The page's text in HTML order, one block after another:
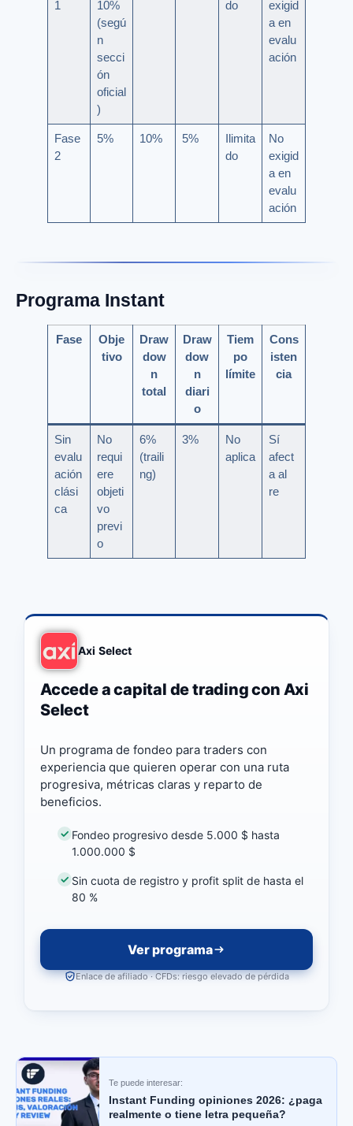
1
10%
(segú
n
secci
ón
oficial
)
do
exigid
a en
evalu
ación
Fase
2
5% 10% 5%
Ilimita
do
No
exigid
a en
evalu
ación
Programa Instant
Fase
Obje
tivo
Draw
dow
n
total
Draw
dow
n
diari
o
Tiem
po
límite
Cons
isten
cia
Sin
evalu
ación
clási
ca
No
requi
ere
objeti
vo
previ
o
6%
(traili
ng)
3%
No
aplica
Sí
afect
a al
re
Axi Select
Accede a capital de trading con Axi
Select
Un programa de fondeo para traders con
experiencia que quieren operar con una ruta
progresiva, métricas claras y reparto de
beneficios.
Fondeo progresivo desde 5.000 $ hasta
1.000.000 $
Sin cuota de registro y profit split de hasta el
80 %
Ver programa
Enlace de afiliado · CFDs: riesgo elevado de pérdida
Te puede interesar:
Instant Funding opiniones 2026: ¿paga
realmente o tiene letra pequeña?